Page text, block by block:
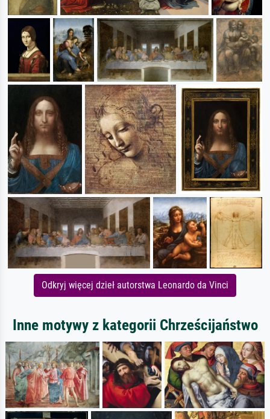
Odkryj więcej dzieł autorstwa Leonardo da Vinci
Inne motywy z kategorii Chrześcijaństwo